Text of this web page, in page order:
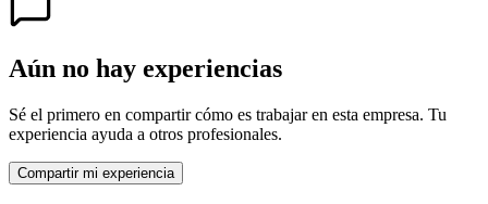
Aún no hay experiencias
Sé el primero en compartir cómo es trabajar en esta empresa. Tu
experiencia ayuda a otros profesionales.
Compartir mi experiencia